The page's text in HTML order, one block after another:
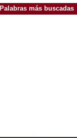
Palabras más buscadas